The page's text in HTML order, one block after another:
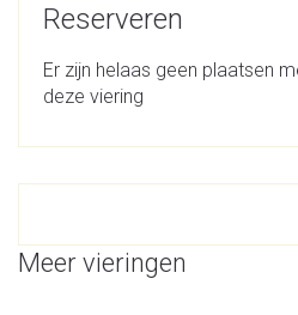
Reserveren
Er zijn helaas geen plaatsen
deze viering
Meer vieringen